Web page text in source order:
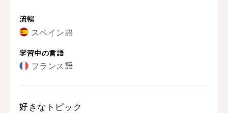
流暢
スペイン語
学習中の言語
フランス語
好きなトピック